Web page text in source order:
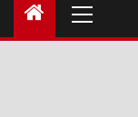
principal